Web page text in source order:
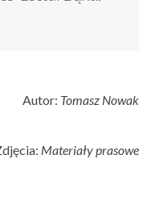
Autor: Tomasz Nowak
Materiały prasowe